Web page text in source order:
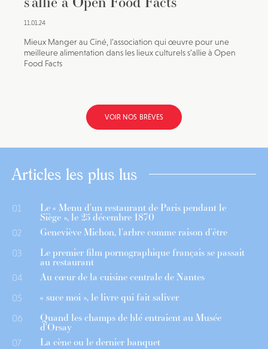
11.01.24
Mieux Manger au Ciné, l’association qui œuvre pour une
meilleure alimentation dans les lieux culturels s’allie à Open
Food Facts
VOIR NOS BRÈVES
Articles les plus lus
01 Le « Menu d’un restaurant de Paris pendant le
Siège », le 25 décembre 1870
02 Geneviève Michon, l’arbre comme raison d’être
03 Le premier film pornographique français se passait
au restaurant
04 Au cœur de la cuisine centrale de Nantes
05 « suce moi », le livre qui fait saliver
06 Quand les champs de blé entraient au Musée
d’Orsay
07 La cène ou le dernier banquet